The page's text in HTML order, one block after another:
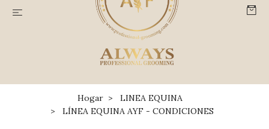
Hogar
LINEA EQUINA
LÍNEA EQUINA AYF - CONDICIONES